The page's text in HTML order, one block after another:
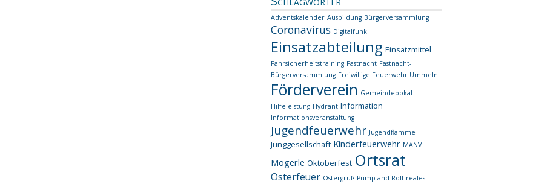
Adventskalender Ausbildung Bürgerversammlung
Coronavirus Digitalfunk
Einsatzabteilung Einsatzmittel
Fahrsicherheitstraining Fastnacht Fastnacht-
Bürgerversammlung Freiwillige Feuerwehr Ummeln
Förderverein Gemeindepokal
Hilfeleistung Hydrant Information
Informationsveranstaltung
Jugendfeuerwehr Jugendflamme
Junggesellschaft Kinderfeuerwehr MANV
Mögerle Oktoberfest Ortsrat
Osterfeuer Ostergruß Pump-and-Roll reales